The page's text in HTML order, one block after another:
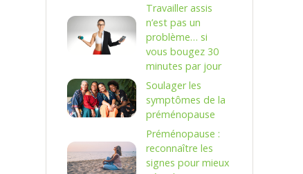
Travailler assis
n’est pas un
problème… si
vous bougez 30
minutes par jour
Soulager les
symptômes de la
préménopause
Préménopause :
reconnaître les
signes pour mieux